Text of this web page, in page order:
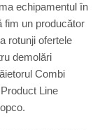
echipamentul în
fim un producător
rotunji ofertele
demolări
Combi
Line